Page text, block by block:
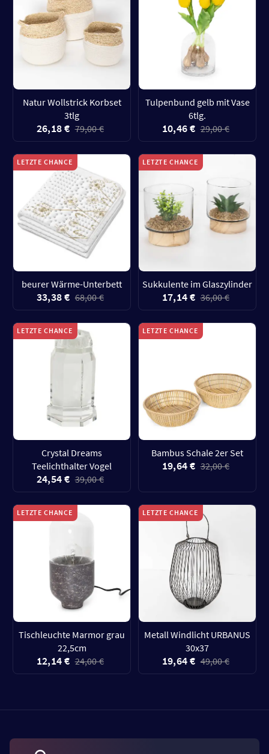
Natur Wollstrick Korbset
3tlg
26,18 € 79,00 €
Tulpenbund gelb mit Vase
6tlg.
10,46 € 29,00 €
LETZTE CHANCE
beurer Wärme-Unterbett
33,38 € 68,00 €
LETZTE CHANCE
Sukkulente im Glaszylinder
17,14 € 36,00 €
LETZTE CHANCE
Crystal Dreams
Teelichthalter Vogel
24,54 € 39,00 €
LETZTE CHANCE
Bambus Schale 2er Set
19,64 € 32,00 €
LETZTE CHANCE
Tischleuchte Marmor grau
22,5cm
12,14 € 24,00 €
LETZTE CHANCE
Metall Windlicht URBANUS
30x37
19,64 € 49,00 €